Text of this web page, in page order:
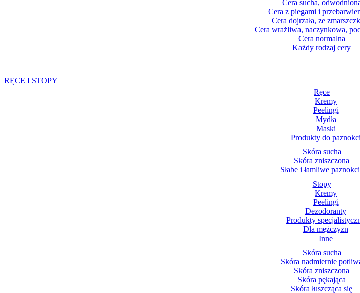
Cera sucha,
Cera z piegami i
Cera dojrzała, ze
Cera wrażliwa, naczynkowa,
Cera normalna
Każdy rodzaj cery
RĘCE I STOPY
Ręce
Kremy
Peelingi
Mydła
Maski
Produkty do paznokci
Skóra sucha
Skóra zniszczona
Słabe i łamliwe
Stopy
Kremy
Peelingi
Dezodoranty
Produkty
Dla mężczyzn
Inne
Skóra sucha
Skóra nadmiernie
Skóra zniszczona
Skóra pękająca
Skóra łuszcząca się